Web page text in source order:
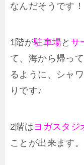
なんだそうです！
1階が駐車場と サ
て、海から帰っ
るように、シャ
りです♪
2階はヨガスタジ
ことが出来ます。